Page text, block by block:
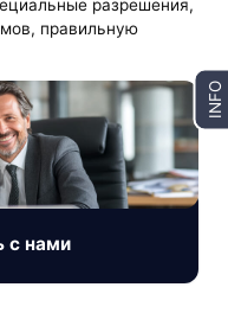
разрешения,
правильную
с нами
INFO